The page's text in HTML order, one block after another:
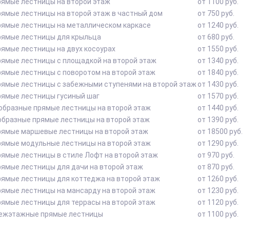
лестницы на второй этаж
от 1100 руб.
лестницы на второй этаж в частный дом
от 750 руб.
лестницы на металлическом каркасе
от 1240 руб.
лестницы для крыльца
от 680 руб.
лестницы на двух косоурах
от 1550 руб.
лестницы с площадкой на второй этаж
от 1340 руб.
лестницы с поворотом на второй этаж
от 1840 руб.
лестницы с забежными ступенями на второй этажот 1430 руб.
лестницы гусиный шаг
от 1570 руб.
прямые лестницы на второй этаж
от 1440 руб.
прямые лестницы на второй этаж
от 1390 руб.
маршевые лестницы на второй этаж
от 18500 руб.
модульные лестницы на второй этаж
от 1290 руб.
лестницы в стиле Лофт на второй этаж
от 970 руб.
лестницы для дачи на второй этаж
от 870 руб.
лестницы для коттеджа на второй этаж
от 1260 руб.
лестницы на мансарду на второй этаж
от 1230 руб.
лестницы для террасы на второй этаж
от 1120 руб.
прямые лестницы
от 1100 руб.